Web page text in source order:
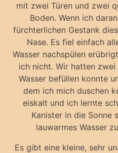
mit zwei Türen und zwei
Boden. Wenn ich
fürchterlichen Gestank
Nase. Es fiel einfach
Wasser nachspülen
ich nicht. Wir hatten
Wasser befüllen konnte
dem ich mich duschen
eiskalt und ich lernte
Kanister in die Sonne
lauwarmes Wasser
Es gibt eine kleine, sehr